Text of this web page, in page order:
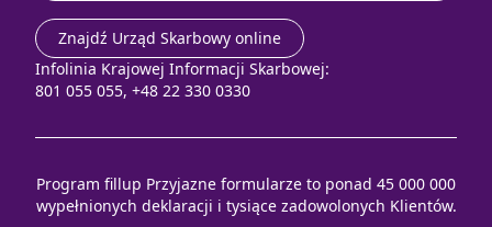
Znajdź Urząd Skarbowy online
Infolinia Krajowej Informacji Skarbowej:
801 055 055, +48 22 330 0330
Program fillup Przyjazne formularze to ponad 45 000 000
wypełnionych deklaracji i tysiące zadowolonych Klientów.